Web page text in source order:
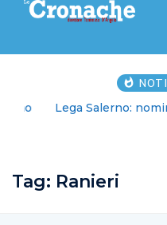
Lega Salerno: